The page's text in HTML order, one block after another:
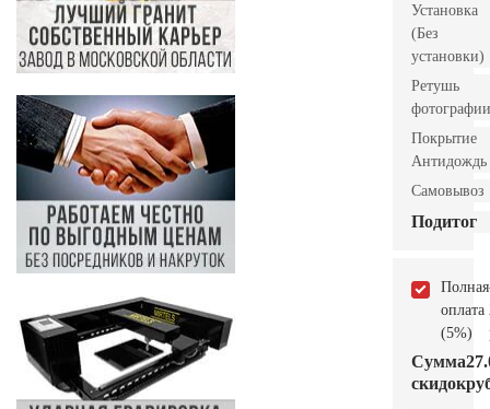
Установка
(Без
установки)
Ретушь
фотографии
Покрытие
Антидождь
Самовывоз
Подитог
Полная
оплата
(5%)
Сумма
скидок